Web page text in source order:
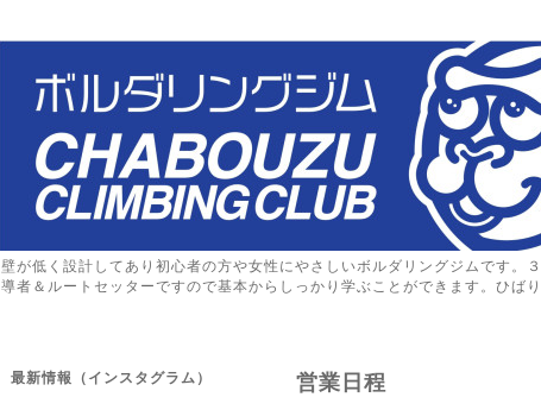
壁が低く設計してあり初心者の方や女性にやさしいボルダリングジムです
導者＆ルートセッターですので基本からしっかり学ぶことができます。ひばり
営業日程
最新情報（インスタグラム）